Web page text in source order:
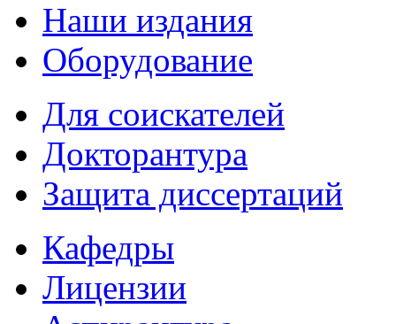
Наши издания
Оборудование
Для соискателей
Докторантура
Защита диссертаций
Кафедры
Лицензии